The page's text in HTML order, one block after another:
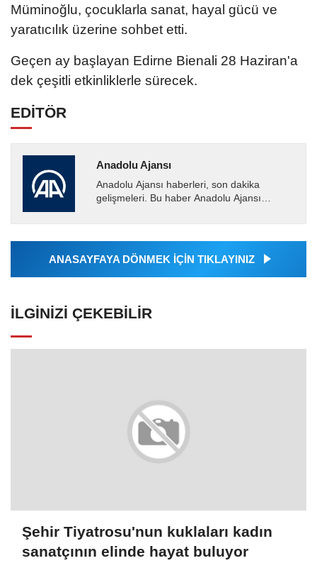
Müminoğlu, çocuklarla sanat, hayal gücü ve
yaratıcılık üzerine sohbet etti.
Geçen ay başlayan Edirne Bienali 28 Haziran'a
dek çeşitli etkinliklerle sürecek.
EDİTÖR
Anadolu Ajansı
Anadolu Ajansı haberleri, son dakika
gelişmeleri. Bu haber Anadolu Ajansı
tarafından geçilen tüm...
ANASAYFAYA DÖNMEK İÇİN TIKLAYINIZ
İLGINIZI ÇEKEBILIR
Şehir Tiyatrosu'nun kuklaları kadın
sanatçının elinde hayat buluyor